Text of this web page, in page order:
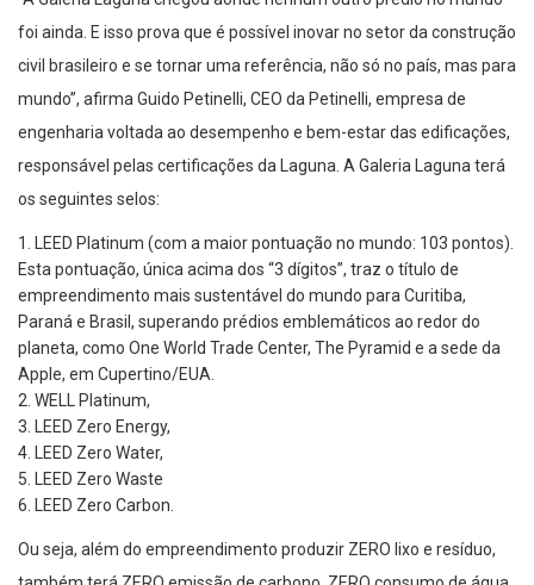
foi ainda. E isso prova que é possível inovar no setor da construção
civil brasileiro e se tornar uma referência, não só no país, mas para
mundo”, afirma Guido Petinelli, CEO da Petinelli, empresa de
engenharia voltada ao desempenho e bem-estardas edificações,
responsável pelas certificações da Laguna. A Galeria Laguna terá
os seguintes selos:
1. LEED Platinum (com a maior pontuação no mundo: 103 pontos)
Esta pontuação, única acima dos “3 dígitos”, traz o título de
empreendimento mais sustentável do mundo para Curitiba,
Paraná e Brasil, superando prédios emblemáticos ao redor do
planeta, como One World Trade Center, The Pyramid e a sede da
Apple, em Cupertino/EUA.
2. WELL Platinum,
3.
LEED Zero Energy,
4.
LEED Zero Water,
5.
LEED Zero Waste
6.
EED Zero Carbon
Ou seja, além do empreendimento produzir ZERO lixo e resíduo,